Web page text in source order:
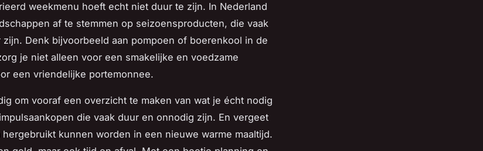
weekmenu hoeft echt niet duur te zijn. In Nederland
af te stemmen op seizoensproducten, die vaak
Denk bijvoorbeeld aan pompoen of boerenkool in de
je niet alleen voor een smakelijke en voedzame
een vriendelijke portemonnee.
om vooraf een overzicht te maken van wat je écht nodig
die vaak duur en onnodig zijn. En vergeet
kunnen worden in een nieuwe warme maaltijd.